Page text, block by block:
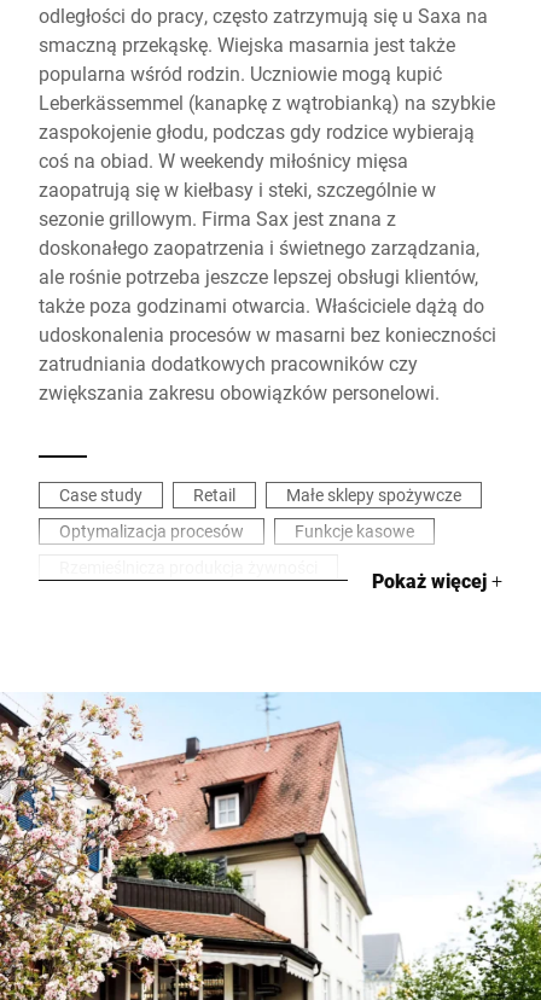
odległości do pracy, często zatrzymują się u Saxa na
smaczną przekąskę. Wiejska masarnia jest także
popularna wśród rodzin. Uczniowie mogą kupić
Leberkässemmel (kanapkę z wątrobianką) na szybkie
zaspokojenie głodu, podczas gdy rodzice wybierają
coś na obiad. W weekendy miłośnicy mięsa
zaopatrują się w kiełbasy i steki, szczególnie w
sezonie grillowym. Firma Sax jest znana z
doskonałego zaopatrzenia i świetnego zarządzania,
ale rośnie potrzeba jeszcze lepszej obsługi klientów,
także poza godzinami otwarcia. Właściciele dążą do
udoskonalenia procesów w masarni bez konieczności
zatrudniania dodatkowych pracowników czy
zwiększania zakresu obowiązków personelowi.
Case study Retail
Małe sklepy spożywcze
Optymalizacja procesów
Funkcje kasowe
Samoobsługa
Pokaż więcej+